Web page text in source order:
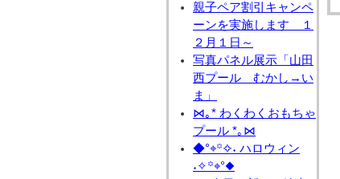
親子ペア割引キャンペ
ーンを実施します １
２月１日～
写真パネル展示「山田
西プール むかし→い
ま」
⋈｡* わくわくおもちゃ
プール *｡⋈
◆°⌖꙳✧˖ ハロウィン
˖✧꙳⌖°◆